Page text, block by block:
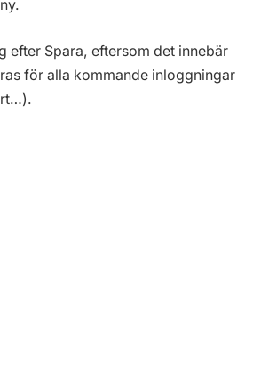
efter Spara, eftersom det innebär
för alla kommande inloggningar